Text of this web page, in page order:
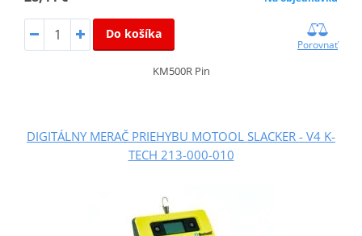
Do košíka
Porovnať
KM500R Pin
DIGITÁLNY MERAČ PRIEHYBU MOTOOL SLACKER - V4 K-
TECH 213-000-010